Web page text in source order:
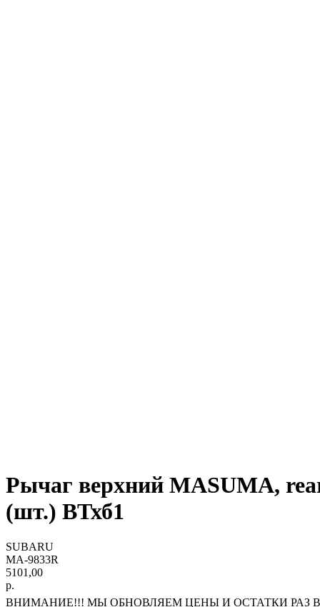
Рычаг верхний MASUMA,
(шт.) ВТхб1
SUBARU
MA-9833R
5101,00
р.
ВНИМАНИЕ!!! МЫ ОБНОВЛЯЕМ ЦЕНЫ И ОСТАТКИ РАЗ